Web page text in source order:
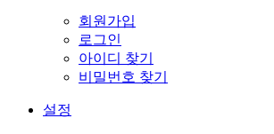
회원가입
로그인
아이디 찾기
비밀번호 찾기
설정